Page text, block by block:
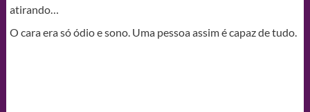
atirando…
O cara era só ódio e sono. Uma pessoa assim é capaz de tudo.